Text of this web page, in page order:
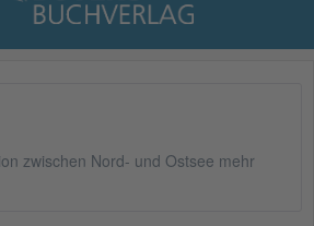
zwischen Nord- und Ostsee mehr